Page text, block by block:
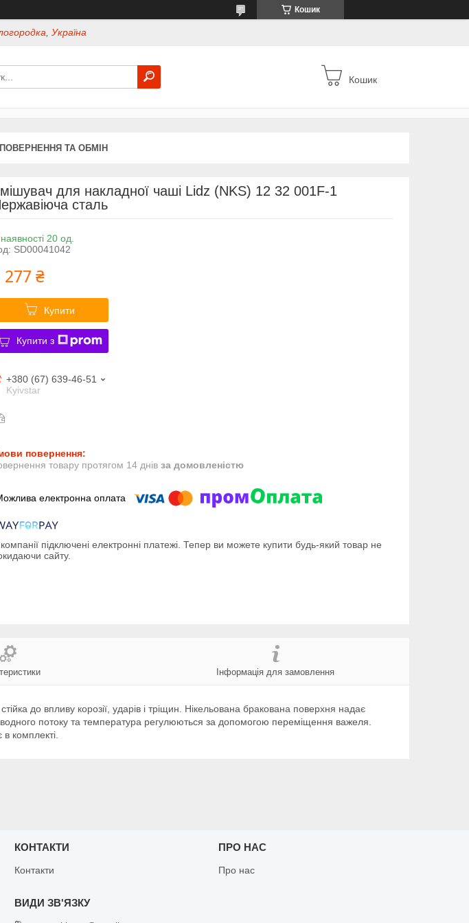
Кошик
Україна
Кошик
ПОВЕРНЕННЯ ТА ОБМІН
для накладної чаші Lidz (NKS) 12 32 001F-1
сталь
20 од.
SD00041042
277 ₴
Купити
Купити з
+380 (67) 639-46-51
Kyivstar
товару протягом 14 днів за домовленістю
підключені електронні платежі. Тепер ви можете купити будь-який товар не
сайту.
Інформація для замовлення
до впливу корозії, ударів і тріщин. Нікельована бракована поверхня надає
водного потоку та температура регулюються за допомогою переміщення важеля.
комплекті.
КОНТАКТИ
Контакти
ПРО НАС
Про нас